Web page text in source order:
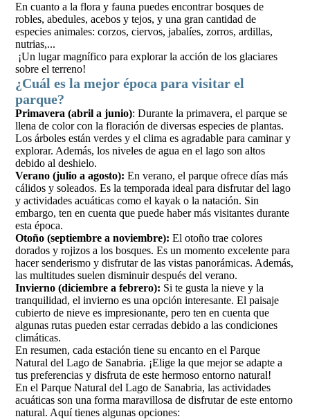
En cuanto a la flora y fauna puedes encontrar bosques de
robles, abedules, acebos y tejos, y una gran cantidad de
especies animales: corzos, ciervos, jabalíes, zorros, ardillas,
nutrias,...
¡Un lugar magnífico para explorar la acción de los glaciares
sobre el terreno!
¿Cuál es la mejor época para visitar el
parque?
Primavera (abril a junio): Durante la primavera, el parque se
llena de color con la floración de diversas especies de plantas.
Los árboles están verdes y el clima es agradable para caminar y
explorar. Además, los niveles de agua en el lago son altos
debido al deshielo.
Verano (julio a agosto):En verano, el parque ofrece días más
cálidos y soleados. Es la temporada ideal para disfrutar del lago
y actividades acuáticas como el kayak o la natación. Sin
embargo, ten en cuenta que puede haber más visitantes durante
esta época.
Otoño (septiembre a noviembre):El otoño trae colores
dorados y rojizos a los bosques. Es un momento excelente para
hacer senderismo y disfrutar de las vistas panorámicas. Además,
las multitudes suelen disminuir después del verano.
Invierno (diciembre a febrero): Si te gusta la nieve y la
tranquilidad, el invierno es una opción interesante. El paisaje
cubierto de nieve es impresionante, pero ten en cuenta que
algunas rutas pueden estar cerradas debido a las condiciones
climáticas.
En resumen, cada estación tiene su encanto en el Parque
Natural del Lago de Sanabria. ¡Elige la que mejor se adapte a
tus preferencias y disfruta de este hermoso entorno natural!
En el Parque Natural del Lago de Sanabria, las actividades
acuáticas son una forma maravillosa de disfrutar de este entorno
natural. Aquí tienes algunas opciones: